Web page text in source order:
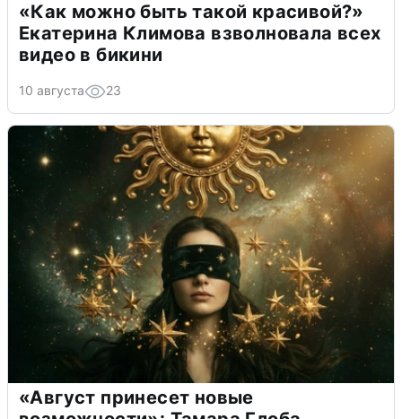
«Как можно быть такой красивой?»
Екатерина Климова взволновала всех
видео в бикини
10 августа 23
«Август принесет новые